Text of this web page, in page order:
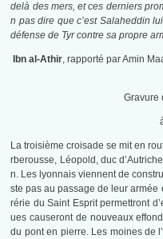
delà des mers, et ces derniers
n pas dire que c’est Salaheddin
défense de Tyr contre sa propre
Ibn al-Athir, rapporté par Amin
Gravure
La troisième croisade se mit en
rberousse, Léopold, duc
n. Les lyonnais viennent de
ste pas au passage de leur armée
rérie du Saint Esprit permettront
ues causeront de nouveaux
du pont en pierre. Les moines de